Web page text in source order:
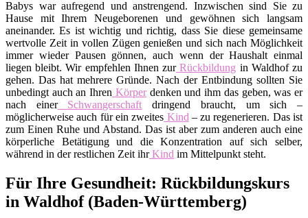
Babys war aufregend und anstrengend. Inzwischen sind Sie zu
Hause mit Ihrem Neugeborenen und gewöhnen sich langsam
aneinander. Es ist wichtig und richtig, dass Sie diese gemeinsame
wertvolle Zeit in vollen Zügen genießen und sich nach Möglichkeit
immer wieder Pausen gönnen, auch wenn der Haushalt einmal
liegen bleibt. Wir empfehlen Ihnen zurRückbildung in Waldhof zu
gehen. Das hat mehrere Gründe. Nach der Entbindung sollten Sie
unbedingt auch an Ihren Körperdenken und ihm das geben, was er
nach einerSchwangerschaft dringend braucht, um sich –
möglicherweise auch für ein zweites Kind – zu regenerieren. Das ist
zum Einen Ruhe und Abstand. Das ist aber zum anderen auch eine
körperliche Betätigung und die Konzentration auf sich selber,
während in der restlichen Zeit ihrKind im Mittelpunkt steht.
Für Ihre Gesundheit: Rückbildungskurs
in Waldhof (Baden-Württemberg)